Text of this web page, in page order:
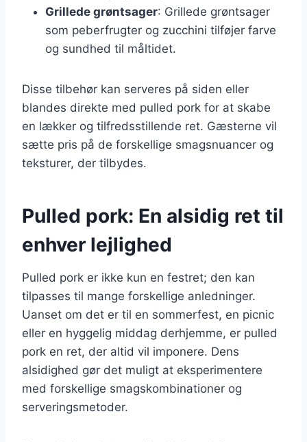
Grillede grøntsager: Grillede grøntsager
som peberfrugter og zucchini tilføjer farve
og sundhed til måltidet.
Disse tilbehør kan serveres på siden eller
blandes direkte med pulled pork for at skabe
en lækker og tilfredsstillende ret. Gæsterne vil
sætte pris på de forskellige smagsnuancer og
teksturer, der tilbydes.
Pulled pork: En alsidig ret til
enhver lejlighed
Pulled pork er ikke kun en festret; den kan
tilpasses til mange forskellige anledninger.
Uanset om det er til en sommerfest, en picnic
eller en hyggelig middag derhjemme, er pulled
pork en ret, der altid vil imponere. Dens
alsidighed gør det muligt at eksperimentere
med forskellige smagskombinationer og
serveringsmetoder.